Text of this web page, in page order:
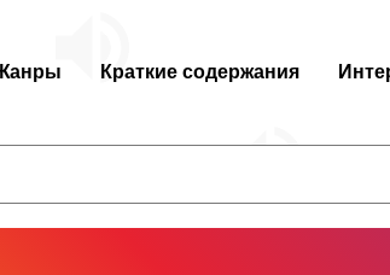
Краткие содержания